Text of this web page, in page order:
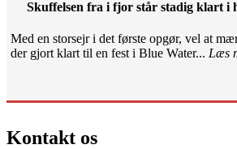
Skuffelsen fra i fjor står stadig klart i
Med en storsejr i det første opgør, vel at
der gjort klart til en fest i Blue Water... Læs
Kontakt os